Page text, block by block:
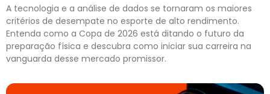
A tecnologia e a análise de dados se tornaram os maiores
critérios de desempate no esporte de alto rendimento.
Entenda como a Copa de 2026 está ditando o futuro da
preparação física e descubra como iniciar sua carreira na
vanguarda desse mercado promissor.